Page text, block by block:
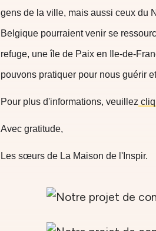
gens de la ville, mais aussi ceux du
Belgique pourraient venir se
refuge, une île de Paix en Ile-de-
pouvons pratiquer pour nous guérir
Pour plus d'informations, veuillez
Avec gratitude,
Les sœurs de La Maison de l'Inspir.